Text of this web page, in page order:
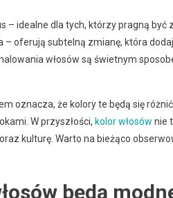
– idealne dla tych, którzy pragną być
– oferują subtelną zmianę, która
włosów są świetnym
oznacza, że kolory te będą się
W przyszłości, kolor włosów nie
kulturę. Warto na bieżąco
będą